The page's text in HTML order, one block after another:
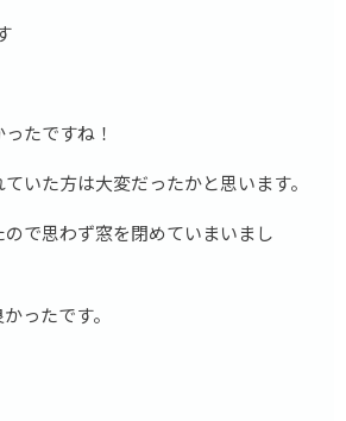
たですね！
いた方は大変だったかと思います。
で思わず窓を閉めていまいまし
ったです。